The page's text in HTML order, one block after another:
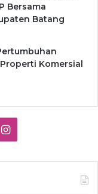
Bersama
Batang
Komersial
Instagram